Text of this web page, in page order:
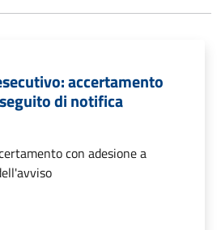
accertamento
di notifica
con adesione a